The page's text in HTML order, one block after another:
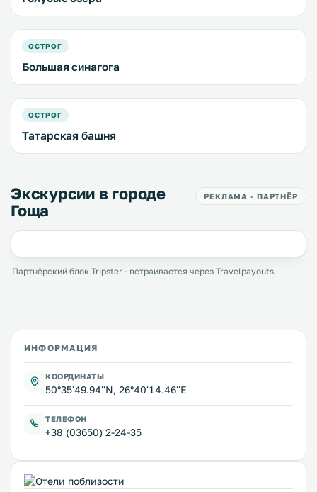
ОСТРОГ
Большая синагога
ОСТРОГ
Татарская башня
Экскурсии в городе
Гоща
РЕКЛАМА · ПАРТНЁР
Партнёрский блок Tripster · встраивается через Travelpayouts.
ИНФОРМАЦИЯ
КООРДИНАТЫ
50°35'49.94''N, 26°40'14.46''E
ТЕЛЕФОН
+38 (03650) 2-24-35